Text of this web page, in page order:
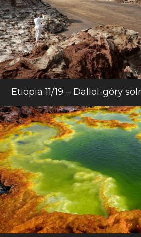
Etiopia 11/19 – Dallol-góry